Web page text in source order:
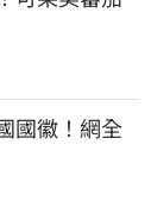
國徽！網全